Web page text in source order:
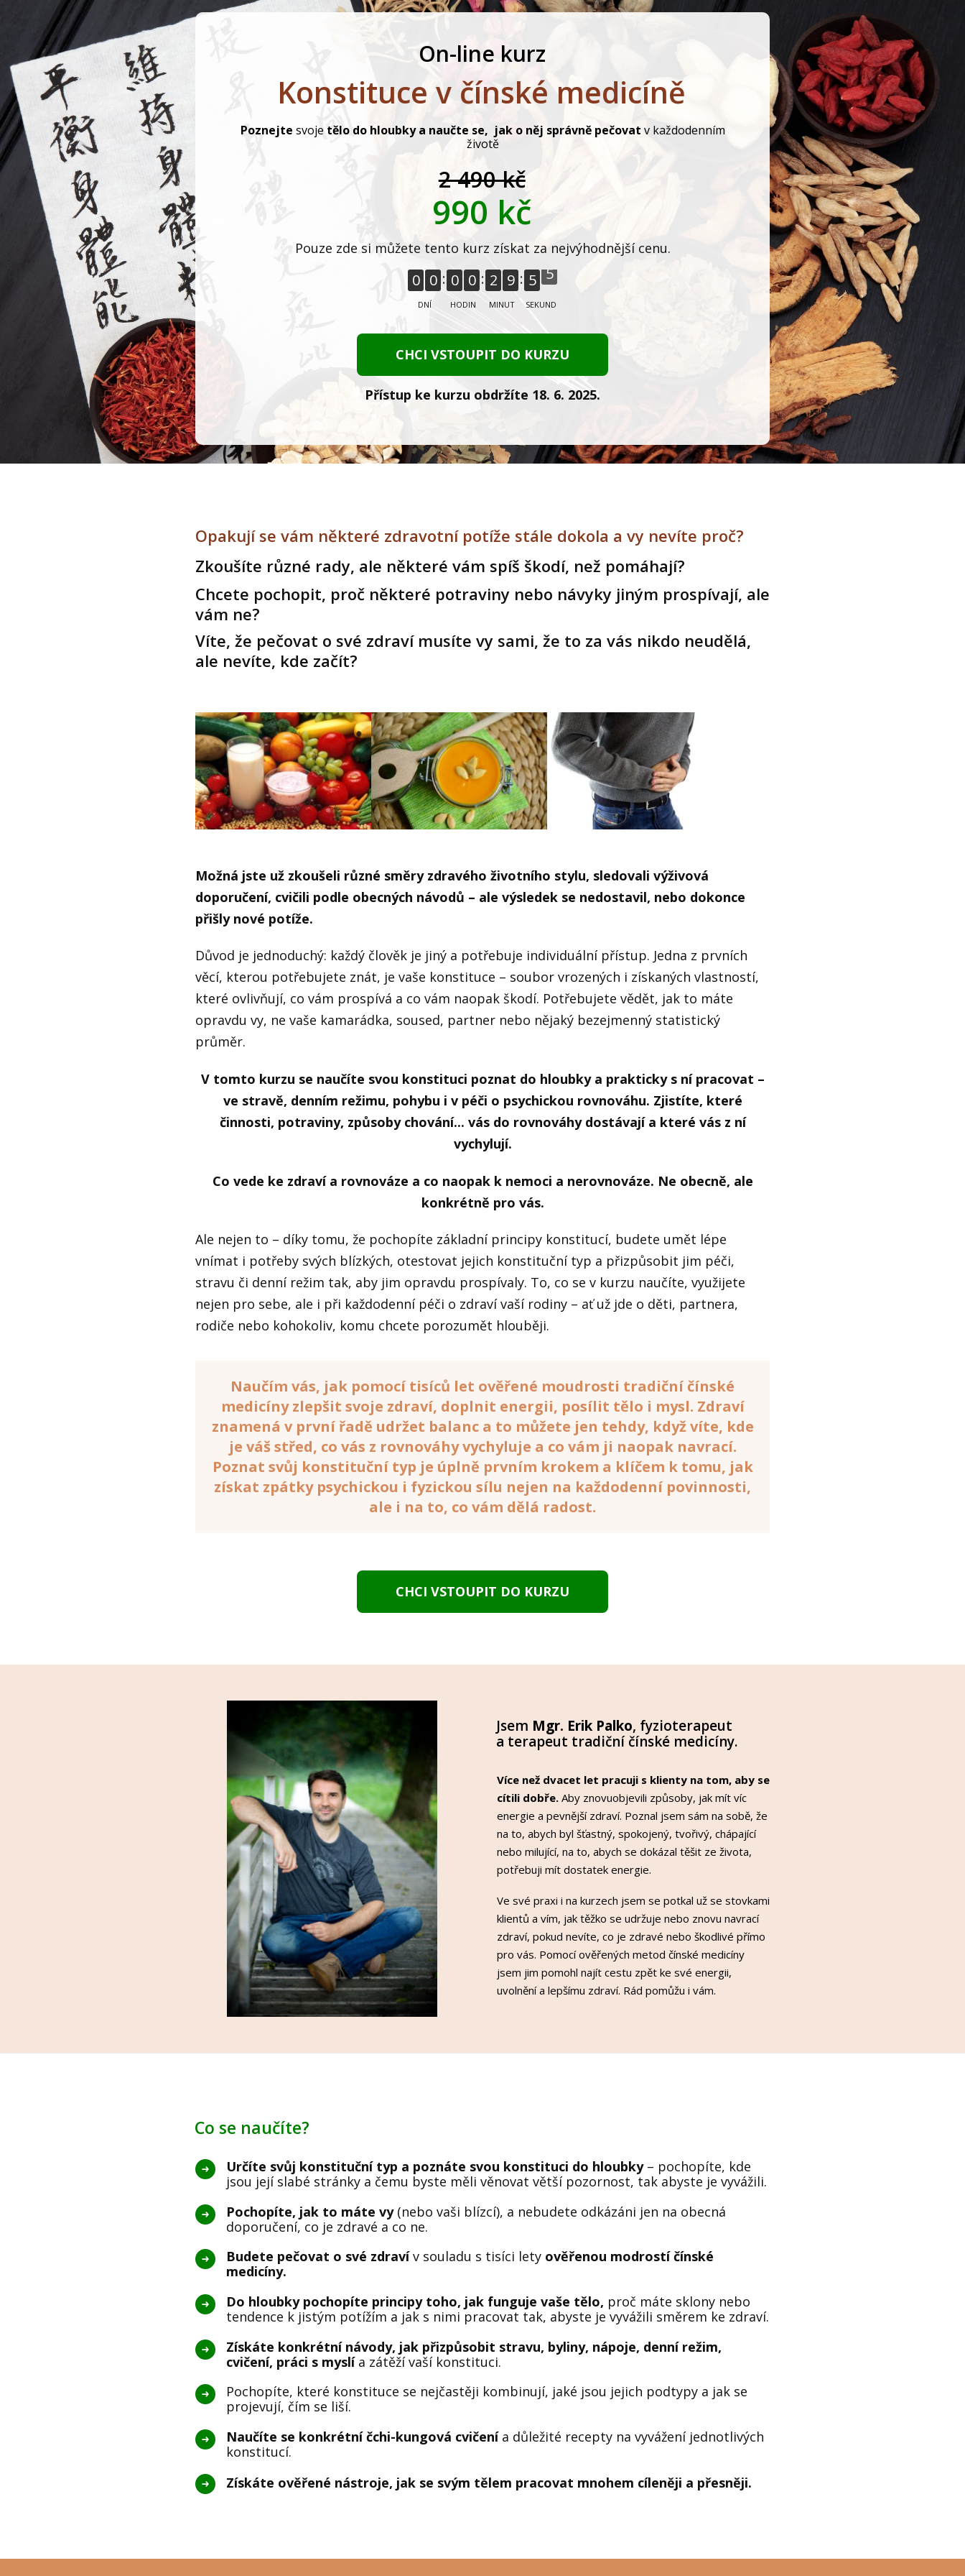
On-line kurz
Konstituce v čínské medicíně
Poznejte svoje tělo do hloubky a naučte se, jak o něj správně pečovat v každodenním
životě
2 490 kč
990 kč
Pouze zde si můžete tento kurz získat za nejvýhodnější cenu.
0 0
DNÍ
0 0
HODIN
2 9
MINUT
5 4
SEKUND
CHCI VSTOUPIT DO KURZU
Přístup ke kurzu obdržíte 18. 6. 2025.
Opakují se vám některé zdravotní potíže stále dokola a vy nevíte proč?
Zkoušíte různé rady, ale některé vám spíš škodí, než pomáhají?
Chcete pochopit, proč některé potraviny nebo návyky jiným prospívají, ale
vám ne?
Víte, že pečovat o své zdraví musíte vy sami, že to za vás nikdo neudělá,
ale nevíte, kde začít?
Možná jste už zkoušeli různé směry zdravého životního stylu, sledovali výživová
doporučení, cvičili podle obecných návodů – ale výsledek se nedostavil, nebo dokonce
přišly nové potíže.
Důvod je jednoduchý: každý člověk je jiný a potřebuje individuální přístup. Jedna z prvních
věcí, kterou potřebujete znát, je vaše konstituce – soubor vrozených i získaných vlastností,
které ovlivňují, co vám prospívá a co vám naopak škodí. Potřebujete vědět, jak to máte
opravdu vy, ne vaše kamarádka, soused, partner nebo nějaký bezejmenný statistický
průměr.
V tomto kurzu se naučíte svou konstituci poznat do hloubky a prakticky s ní pracovat –
ve stravě, denním režimu, pohybu i v péči o psychickou rovnováhu. Zjistíte, které
činnosti, potraviny, způsoby chování... vás do rovnováhy dostávají a které vás z ní
vychylují.
Co vede ke zdraví a rovnováze a co naopak k nemoci a nerovnováze. Ne obecně, ale
konkrétně pro vás.
Ale nejen to – díky tomu, že pochopíte základní principy konstitucí, budete umět lépe
vnímat i potřeby svých blízkých, otestovat jejich konstituční typ a přizpůsobit jim péči,
stravu či denní režim tak, aby jim opravdu prospívaly. To, co se v kurzu naučíte, využijete
nejen pro sebe, ale i při každodenní péči o zdraví vaší rodiny – ať už jde o děti, partnera,
rodiče nebo kohokoliv, komu chcete porozumět hlouběji.
Naučím vás, jak pomocí tisíců let ověřené moudrosti tradiční čínské
medicíny zlepšit svoje zdraví, doplnit energii, posílit tělo i mysl. Zdraví
znamená v první řadě udržet balanc a to můžete jen tehdy, když víte, kde
je váš střed, co vás z rovnováhy vychyluje a co vám ji naopak navrací.
Poznat svůj konstituční typ je úplně prvním krokem a klíčem k tomu, jak
získat zpátky psychickou i fyzickou sílu nejen na každodenní povinnosti,
ale i na to, co vám dělá radost.
CHCI VSTOUPIT DO KURZU
Jsem Mgr. Erik Palko, fyzioterapeut
a terapeut tradiční čínské medicíny.
Více než dvacet let pracuji s klienty na tom, aby se
cítili dobře. Aby znovuobjevili způsoby, jak mít víc
energie a pevnější zdraví. Poznal jsem sám na sobě, že
na to, abych byl šťastný, spokojený, tvořivý, chápající
nebo milující, na to, abych se dokázal těšit ze života,
potřebuji mít dostatek energie.
Ve své praxi i na kurzech jsem se potkal už se stovkami
klientů a vím, jak těžko se udržuje nebo znovu navrací
zdraví, pokud nevíte, co je zdravé nebo škodlivé přímo
pro vás. Pomocí ověřených metod čínské medicíny
jsem jim pomohl najít cestu zpět ke své energii,
uvolnění a lepšímu zdraví. Rád pomůžu i vám.
Co se naučíte?
Určíte svůj konstituční typ a poznáte svou konstituci do hloubky– pochopíte, kde
jsou její slabé stránky a čemu byste měli věnovat větší pozornost, tak abyste je vyvážili.
Pochopíte, jak to máte vy(nebo vaši blízcí), a nebudete odkázáni jen na obecná
doporučení, co je zdravé a co ne.
Budete pečovat o své zdravív souladu s tisíci lety ověřenou modrostí čínské
medicíny.
Do hloubky pochopíte principy toho, jak funguje vaše tělo, proč máte sklony nebo
tendence k jistým potížím a jak s nimi pracovat tak, abyste je vyvážili směrem ke zdraví.
Získáte konkrétní návody, jak přizpůsobit stravu, byliny, nápoje, denní režim,
cvičení, práci s myslía zátěží vaší konstituci.
Pochopíte, které konstituce se nejčastěji kombinují, jaké jsou jejich podtypy a jak se
projevují, čím se liší.
Naučíte se konkrétní čchi-kungová cvičení a důležité recepty na vyvážení jednotlivých
konstitucí.
Získáte ověřené nástroje, jak se svým tělem pracovat mnohem cíleněji a přesněji.